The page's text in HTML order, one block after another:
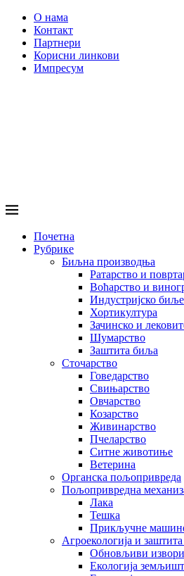
О нама
Контакт
Партнери
Корисни линкови
Импресум
Почетна
Рубрике
Биљна производња
Ратарство и
Воћарство и
Индустријско биље
Хортикултура
Зачинско и
Шумарство
Заштита биља
Сточарство
Говедарство
Свињарство
Овчарство
Козарство
Живинарство
Пчеларство
Ситне животиње
Ветерина
Органска пољопривреда
Пољопривредна
Лака
Тешка
Прикључне
Агроекологија и
Обновљиви
Екологија